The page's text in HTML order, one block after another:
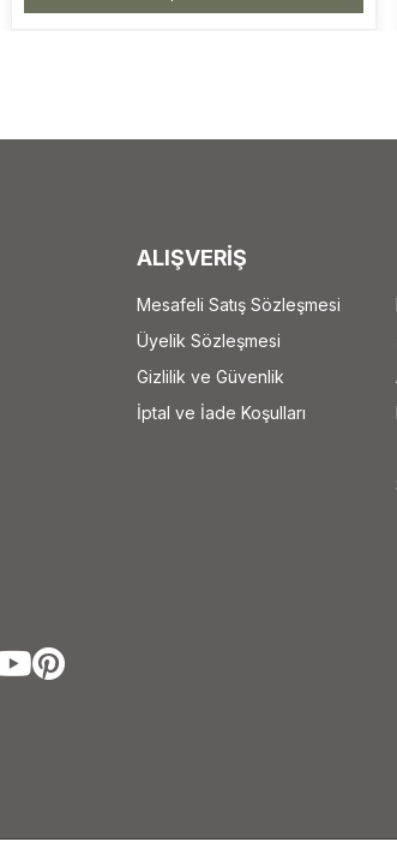
ALIŞVERİŞ
Mesafeli Satış Sözleşmesi
Üyelik Sözleşmesi
Gizlilik ve Güvenlik
İptal ve İade Koşulları